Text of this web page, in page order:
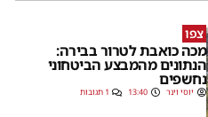
צפו
מכה כואבת לטרור בבירה:
הנתונים מהמבצע הביטחוני
נחשפים
יוסי וינר 13:40 1 תגובות